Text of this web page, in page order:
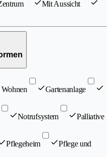
Mit Aussicht
Gartenanlage
Notrufsystem Palliative
Pflegeheim
Pflege und